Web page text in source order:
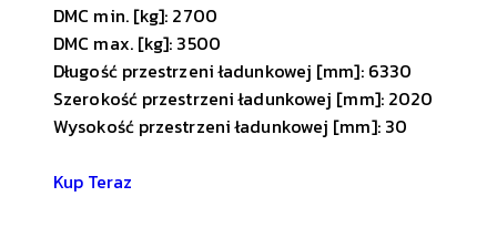
DMC min. [kg]: 2700
DMC max. [kg]: 3500
Długość przestrzeni ładunkowej [mm]: 6330
Szerokość przestrzeni ładunkowej [mm]: 2020
Wysokość przestrzeni ładunkowej [mm]: 30
Kup Teraz